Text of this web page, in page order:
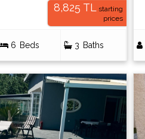
8,825 TL starting
prices
6 Beds 3 Baths